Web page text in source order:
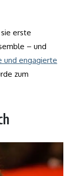
erste
– und
und engagierte
zum